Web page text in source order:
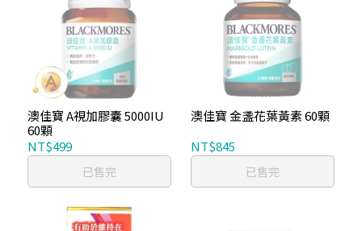
澳佳寶 A視加膠囊 5000IU
60顆
NT$499
已售完
澳佳寶 金盞花葉黃素 60顆
NT$845
已售完